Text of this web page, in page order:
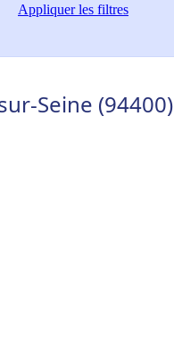
Appliquerles filtres
Seine (94400)